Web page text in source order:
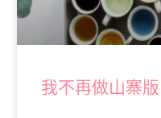
我不再做山寨版